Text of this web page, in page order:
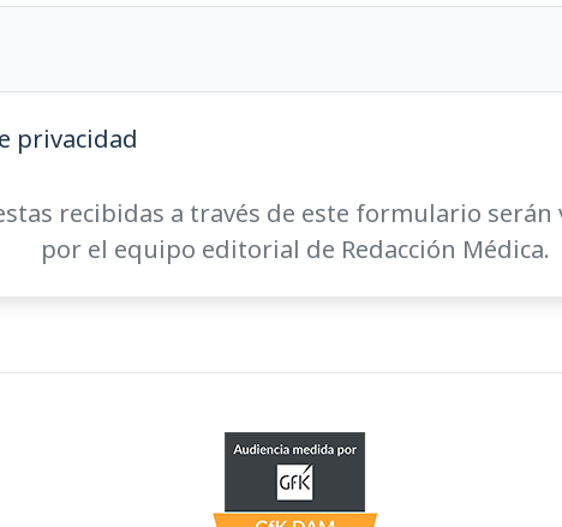
privacidad
recibidas a través de este formulario serán
por el equipo editorial de Redacción Médica.